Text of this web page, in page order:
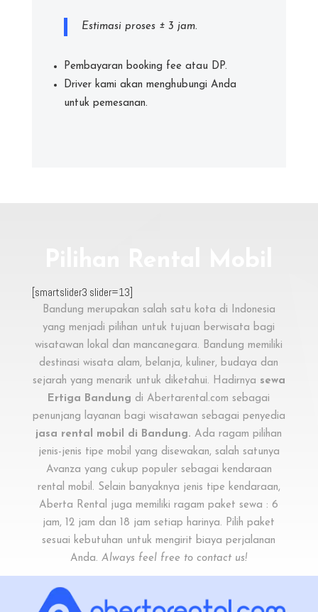
Estimasi proses ± 3 jam.
Pembayaran booking fee atau DP.
Driver kami akan menghubungi Anda
untuk pemesanan.
[smartslider3 slider=13]
Bandung merupakan salah satu kota di Indonesia
yang menjadi pilihan untuk tujuan berwisata bagi
wisatawan lokal dan mancanegara. Bandung memiliki
destinasi wisata alam, belanja, kuliner, budaya dan
sejarah yang menarik untuk diketahui. Hadirnya sewa
Ertiga Bandung di Abertarental.com sebagai
penunjang layanan bagi wisatawan sebagai penyedia
jasa rental mobil di Bandung. Ada ragam pilihan
jenis-jenis tipe mobil yang disewakan, salah satunya
Avanza yang cukup populer sebagai kendaraan
rental mobil. Selain banyaknya jenis tipe kendaraan,
Aberta Rental juga memiliki ragam paket sewa : 6
jam, 12 jam dan 18 jam setiap harinya. Pilih paket
sesuai kebutuhan untuk mengirit biaya perjalanan
Anda.Always feel free to contact us!